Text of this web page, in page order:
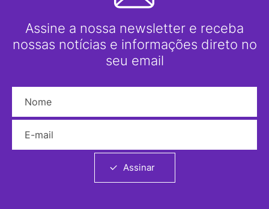
Assine a nossa newsletter e receba
nossas notícias e informações direto no
seu email
Assinar